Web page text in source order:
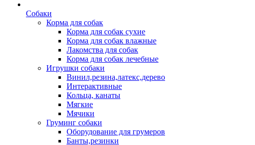
Собаки
Корма для собак
Корма для собак сухие
Корма для собак влажные
Лакомства для собак
Корма для собак лечебные
Игрушки собаки
Винил,резина,латекс,дерево
Интерактивные
Кольца, канаты
Мягкие
Мячики
Груминг собаки
Оборудование для грумеров
Банты,резинки